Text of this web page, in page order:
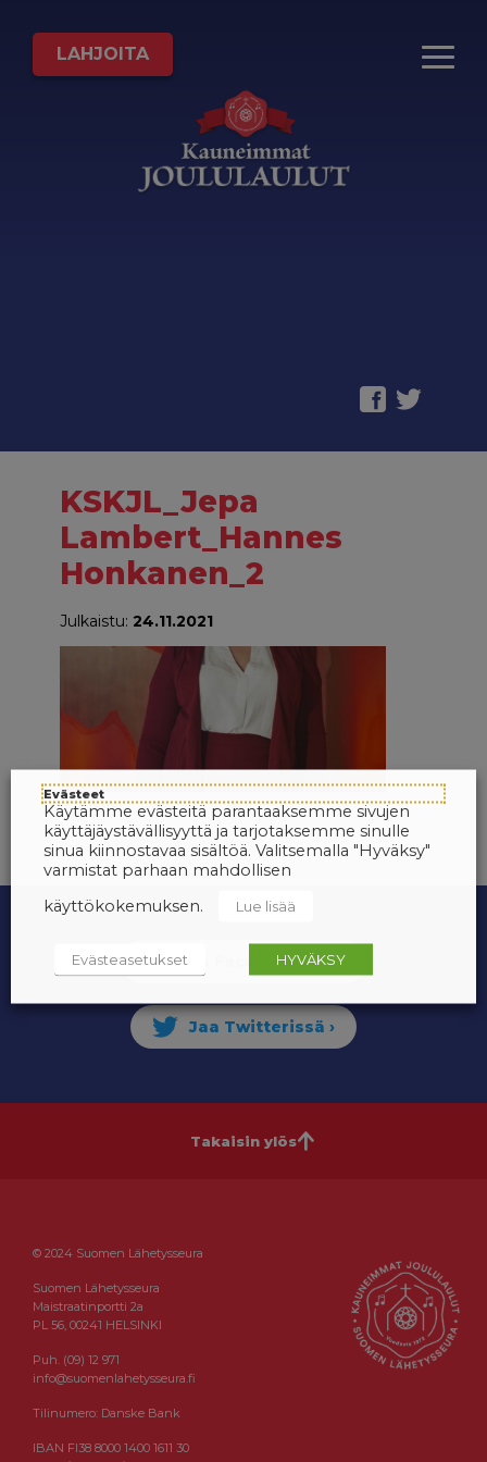
LAHJOITA
KSKJL_Jepa
Lambert_Hannes
Honkanen_2
Julkaistu: 24.11.2021
Takaisin ylös
© 2024 Suomen Lähetysseura
Suomen Lähetysseura
Maistraatinportti 2a
PL 56, 00241 HELSINKI
Puh. (09) 12 971
info@suomenlahetysseura.fi
Tilinumero: Danske Bank
IBAN FI38 8000 1400 1611 30
Evästeet
Käytämme evästeitä parantaaksemme sivujen
käyttäjäystävällisyyttä ja tarjotaksemme sinulle
sinua kiinnostavaa sisältöä. Valitsemalla "Hyväksy"
varmistat parhaan mahdollisen
käyttökokemuksen.
Lue lisää
Evästeasetukset HYVÄKSY